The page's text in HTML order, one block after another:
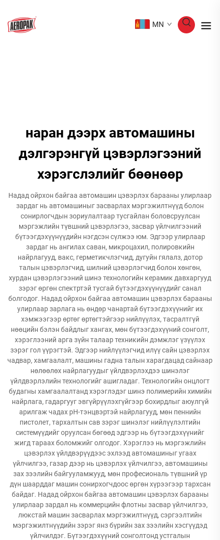
MN
наран дээрх автомашины
дэлгэрэнгүй цэвэрлэгээний
хэрэгслэлийг бөөнөөр
Надад ойрхон байгаа автомашин цэвэрлэх барааны улирлаар
зардаг нь автомашиныг засварлах мэргэжилтнүүд болон
сонирлогчдын зориулалтаар тусгайлан боловсруулсан
мэргэжлийн түвшний цэвэрлэгээ, засвар үйлчилгээний
бүтээгдэхүүнүүдийн нэгдсэн сүлжээ юм. Эдгээр улирлаар
зардаг нь ангилах саван, микроцахил, полировкийн
найрлагууд, вакс, герметикчлэгчид, дугуйн гялалз, дотор
талын цэвэрлэгчид, шилний цэвэрлэгчид болон хөнгөн,
хурдан цэвэрлэгээний шинэ технологийн керамик давхаргууд
зэрэг өргөн спектртэй тусгай бүтээгдэхүүнүүдийг санал
болгодог. Надад ойрхон байгаа автомашин цэвэрлэх барааны
улирлаар зарлага нь өндөр чанартай бүтээгдэхүүнийг их
хэмжээгээр өртөг өртөгтэйгээр нийлүүлэх, тасралтгүй
нөөцийн бэлэн байдлыг хангах, мөн бүтээгдэхүүний сонголт,
хэрэглээний арга зүйн талаар техникийн дэмжлэг үзүүлэх
зэрэг гол үүрэгтэй. Эдгээр нийлүүлэгчид илүү сайн цэвэрлэх
чадвар, хамгаалалт, машины гадна талын харагдацад сайнаар
нөлөөлөх найрлагуудыг үйлдвэрлэхдээ шинэлэг
үйлдвэрлэлийн технологийг ашигладаг. Технологийн онцлогт
будагны хамгаалалтанд хэрэглэдэг шинэ полимерийн химийн
найрлага, гадаргууг эвгүйрүүлэхгүйгээр бохирдлыг аюулгүй
арилгаж чадах pH-тэнцвэртэй найрлагууд, мөн пеннийн
пистолет, тархалтын сав зэрэг шинэлэг нийлүүлэлтийн
системүүдийг оруулсан бөгөөд эдгээр нь бүтээгдэхүүнийг
жигд тараах боломжийг олгодог. Хэрэглээ нь мэргэжлийн
цэвэрлэх үйлдвэрүүдээс эхлээд автомашиныг угаах
үйлчилгээ, газар дээр нь цэвэрлэх үйлчилгээ, автомашины
зах зээлийн байгууламжууд, мөн професиональ түвшний үр
дүн шаарддаг машин сонирхогчдоос өргөн хүрээгээр тархсан
байдаг. Надад ойрхон байгаа автомашин цэвэрлэх барааны
улирлаар зардал нь коммерцийн флотны засвар үйлчилгээ,
люкстай машин засварлах мэргэжилтнүүд, сэргээлтийн
мэргэжилтнүүдийн зэрэг янз бүрийн зах зээлийн хэсгүүдэд
үйлчилдэг. Бүтээгдэхүүний сонголтонд устгалын